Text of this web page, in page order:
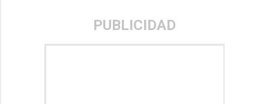
PUBLICIDAD